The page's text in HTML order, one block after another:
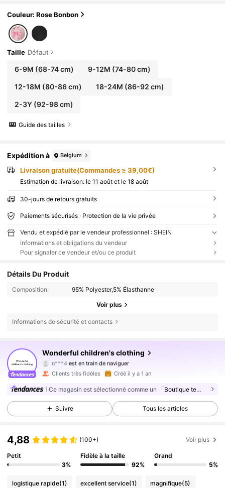
automne/hiver
Couleur: Rose Bonbon
Taille Défaut
6-9M (68-74 cm) 9-12M (74-80 cm)
12-18M (80-86 cm) 18-24M (86-92 cm)
2-3Y(92-98 cm)
Guide des tailles
Expédition à Belgium
Livraison gratuite(Commandes ≥ 39,00€)
Estimation de livraison: le 11 août et le 18 août
30-jours de retours gratuits
Paiements sécurisés · Protection de la vie privée
Vendu et expédié par le vendeur professionnel : SHEIN
Informations et obligations du vendeur
Pour signaler ce vendeur et/ou ce produit
Détails Du Produit
Composition: 95% Polyester,5% Élasthanne
Voir plus
Informations de sécurité et contacts
Wonderful children's clothing
n***4est en train de naviguer
4,89
8.5K Suiveurs
4,89 8.5K Suiveurs
4,89 8.5K Suiveurs
4,89 8.5K Suiveurs
Clients très fidèles Créé il y a 1 an
Ce magasin est sélectionné comme un 「Boutique tendance」
Suivre Tous les articles
4,88 (100+) Voir plus
Petit
3%
Fidèle à la taille
92%
Grand
5%
logistique rapide(1) excellent service(1) magnifique(5)